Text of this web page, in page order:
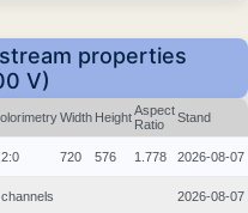
properties
V)
Width HeightAspect
Ratio
Stand
720 576 1.778 2026-08-07
2026-08-07